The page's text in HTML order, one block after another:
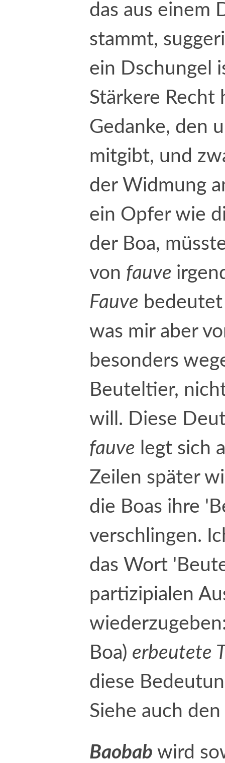
das aus einem
stammt,
ein Dschungel
Stärkere Recht
Gedanke, den
mitgibt, und
der Widmung
ein Opfer wie
der Boa,
von fauve
Fauve
was mir aber
besonders
Beuteltier,
will. Diese
fauve legt sich
Zeilen später
die Boas ihre
verschlingen.
das Wort
partizipialen
Boa) erbeutete
diese
Siehe auch
Baobab wird